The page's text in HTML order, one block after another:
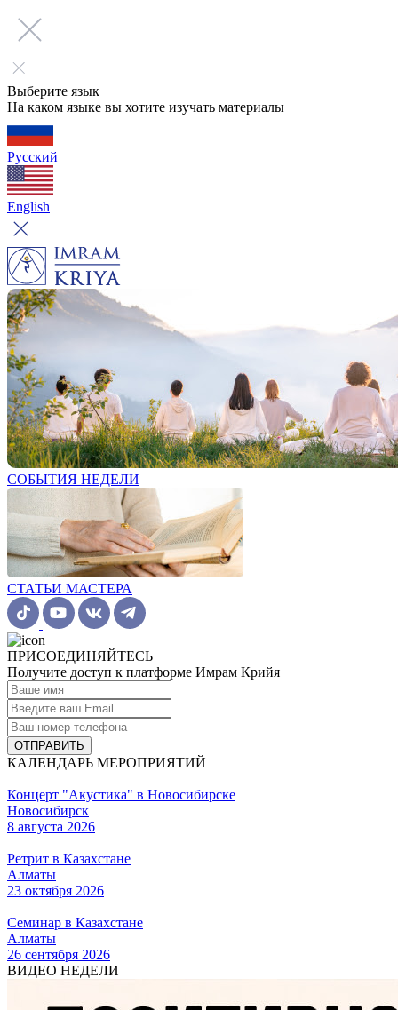
Выберите язык
На каком языке вы хотите изучать материалы
Русский
English
СОБЫТИЯ НЕДЕЛИ
СТАТЬИ МАСТЕРА
ПРИСОЕДИНЯЙТЕСЬ
Получите доступ к платформе Имрам Крийя
ОТПРАВИТЬ
КАЛЕНДАРЬ МЕРОПРИЯТИЙ
Концерт "Акустика" в Новосибирске
Новосибирск
8 августа 2026
Ретрит в Казахстане
Алматы
23 октября 2026
Семинар в Казахстане
Алматы
26 сентября 2026
ВИДЕО НЕДЕЛИ